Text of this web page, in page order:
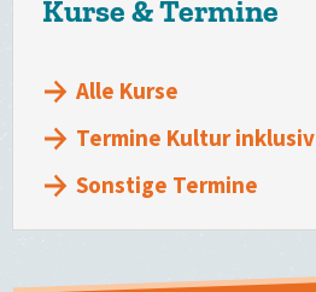
Kurse & Termine
Alle Kurse
Termine Kultur inklusiv
Sonstige Termine